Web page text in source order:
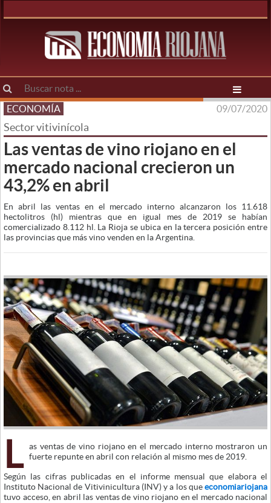
ECONOMÍA 09/07/2020
Sector vitivinícola
Las ventas de vino riojano en el
mercado nacional crecieron un
43,2% en abril
En abril las ventas en el mercado interno alcanzaron los 11.618
hectolitros (hl) mientras que en igual mes de 2019 se habían
comercializado 8.112 hl. La Rioja se ubica en la tercera posición entre
las provincias que más vino venden en la Argentina.
L
as ventas de vino riojano en el mercado interno mostraron un
fuerte repunte en abril con relación al mismo mes de 2019.
Según las cifras publicadas en el informe mensual que elabora el
Instituto Nacional de Vitivinicultura (INV) y a los queeconomiariojana
tuvo acceso, en abril las ventas de vino riojano en el mercado nacional